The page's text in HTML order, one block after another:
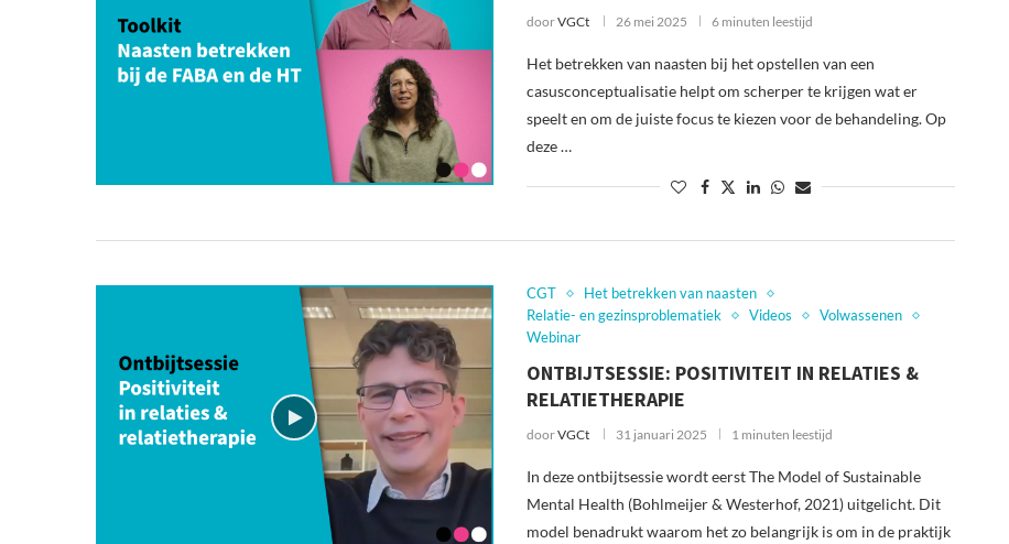
doorVGCt 26 mei 2025 6 minuten leestijd
Het betrekken van naasten bij het opstellen van een
casusconceptualisatie helpt om scherper te krijgen wat er
speelt en om de juiste focus te kiezen voor de behandeling. Op
deze …
CGT
Het betrekken van naasten
Relatie- en gezinsproblematiek
Videos
Volwassenen
Webinar
ONTBIJTSESSIE: POSITIVITEIT IN RELATIES &
RELATIETHERAPIE
doorVGCt 31 januari 2025 1 minuten leestijd
In deze ontbijtsessie wordt eerst The Model of Sustainable
Mental Health (Bohlmeijer & Westerhof, 2021) uitgelicht. Dit
model benadrukt waarom het zo belangrijk is om in de praktijk